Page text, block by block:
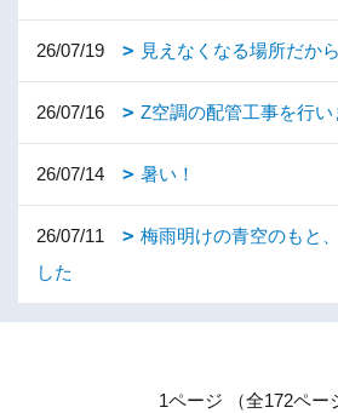
26/07/19 見えなくなる場所だか
26/07/16 Z空調の配管工事を行い
26/07/14 暑い！
26/07/11
梅雨明けの青空のもと
した
1ページ （全172ペー